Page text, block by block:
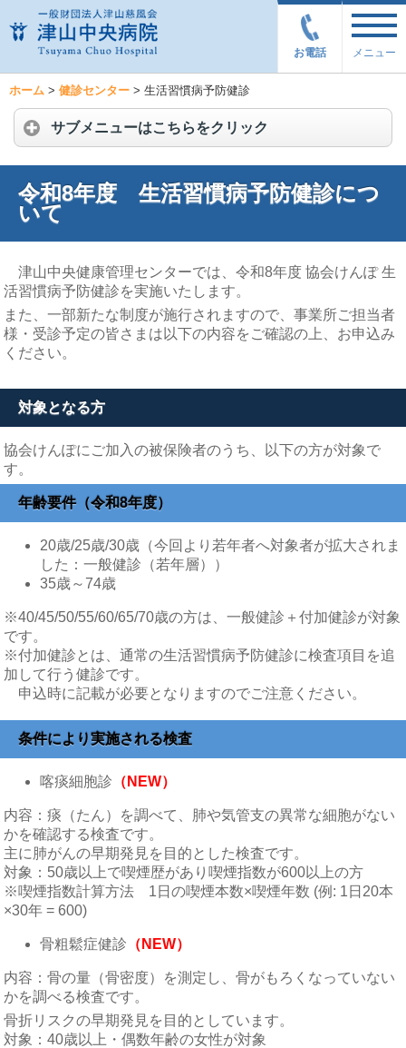
メニュー
お電話
ホーム > 健診センター > 生活習慣病予防健診
サブメニューはこちらをクリック
令和8年度 生活習慣病予防健診につ
いて
津山中央健康管理センターでは、令和8年度 協会けんぽ 生
活習慣病予防健診を実施いたします。
また、一部新たな制度が施行されますので、事業所ご担当者
様・受診予定の皆さまは以下の内容をご確認の上、お申込み
ください。
対象となる方
協会けんぽにご加入の被保険者のうち、以下の方が対象で
す。
年齢要件（令和8年度）
20歳/25歳/30歳（今回より若年者へ対象者が拡大されま
した：一般健診（若年層））
35歳～74歳
※40/45/50/55/60/65/70歳の方は、一般健診＋付加健診が対象
です。
※付加健診とは、通常の生活習慣病予防健診に検査項目を追
加して行う健診です。
申込時に記載が必要となりますのでご注意ください。
条件により実施される検査
喀痰細胞診 （NEW）
内容：痰（たん）を調べて、肺や気管支の異常な細胞がない
かを確認する検査です。
主に肺がんの早期発見を目的とした検査です。
対象：50歳以上で喫煙歴があり喫煙指数が600以上の方
※喫煙指数計算方法 1日の喫煙本数×喫煙年数 (例: 1日20本
×30年 = 600)
骨粗鬆症健診 （NEW）
内容：骨の量（骨密度）を測定し、骨がもろくなっていない
かを調べる検査です。
骨折リスクの早期発見を目的としています。
対象：40歳以上・偶数年齢の女性が対象